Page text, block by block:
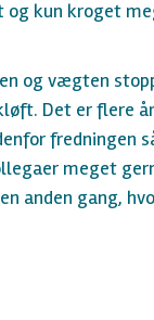
og kun kroget
og vægten
Det er flere
fredningen
meget
anden gang,